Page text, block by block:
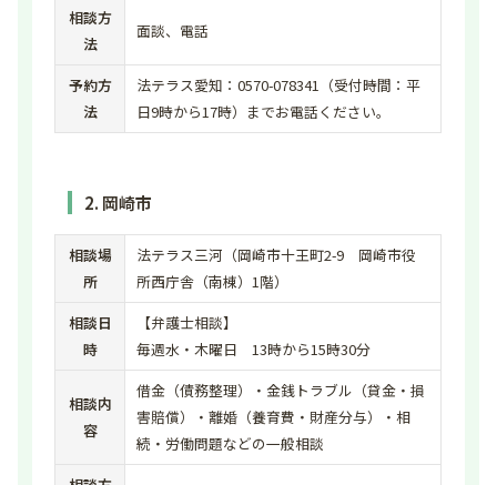
相談方
法
面談、電話
予約方
法
法テラス愛知：0570-078341（受付時間：平
日9時から17時）までお電話ください。
2. 岡崎市
相談場
所
法テラス三河（岡崎市十王町2-9 岡崎市役
所西庁舎（南棟）1階）
相談日
時
【弁護士相談】
毎週水・木曜日 13時から15時30分
相談内
容
借金（債務整理）・金銭トラブル（貸金・損
害賠償）・離婚（養育費・財産分与）・相
続・労働問題などの一般相談